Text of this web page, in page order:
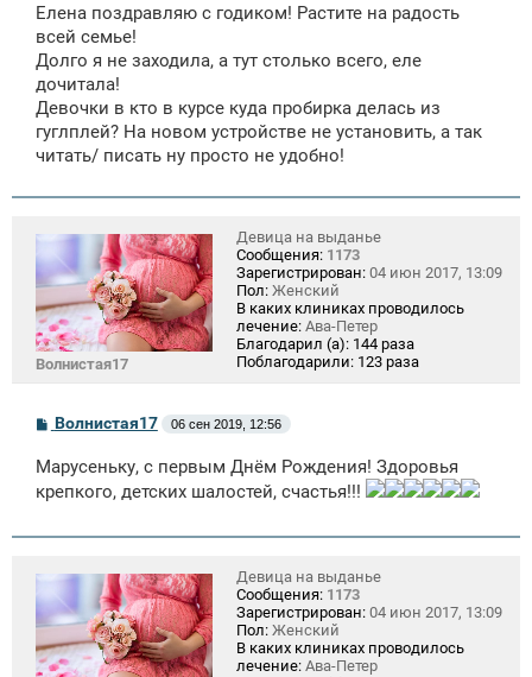
б
щ
н
и
Елена поздравляю с годиком! Растите на радость
всей семье!
Долго я не заходила, а тут столько всего, еле
дочитала!
Девочки в кто в курсе куда пробирка делась из
гуглплей? На новом устройстве не установить, а так
читать/ писать ну просто не удобно!
Волнистая17
Девица на выданье
Сообщения: 1173
Зарегистрирован: 04 июн 2017, 13:09
Пол: Женский
В каких клиниках проводилось
лечение: Ава-Петер
Благодарил (а): 144 раза
Поблагодарили: 123 раза
С
б
щ
и
Волнистая17 06 сен 2019, 12:56
Марусеньку, с первым Днём Рождения! Здоровья
крепкого, детских шалостей, счастья!!!
Девица на выданье
Сообщения: 1173
Зарегистрирован: 04 июн 2017, 13:09
Пол: Женский
В каких клиниках проводилось
лечение: Ава-Петер